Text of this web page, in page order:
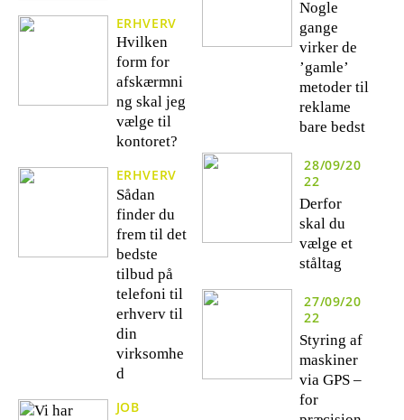
ERHVERV
Hvilken
form for
afskærmni
ng skal jeg
vælge til
kontoret?
ERHVERV
Sådan
finder du
frem til det
bedste
tilbud på
telefoni til
erhverv til
din
virksomhe
d
JOB
Nogle
gange
virker de
’gamle’
metoder til
reklame
bare bedst
28/09/20
22
Derfor
skal du
vælge et
ståltag
27/09/20
22
Styring af
maskiner
via GPS –
for